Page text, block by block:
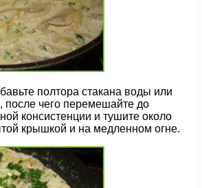
полтора стакана воды или
после чего перемешайте до
консистенции и тушите около
крышкой и на медленном огне.